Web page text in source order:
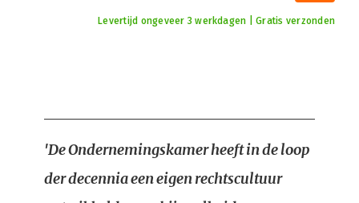
Levertijd ongeveer 3 werkdagen | Gratis verzonden
'De Ondernemingskamer heeft in de loop
der decennia een eigen rechtscultuur